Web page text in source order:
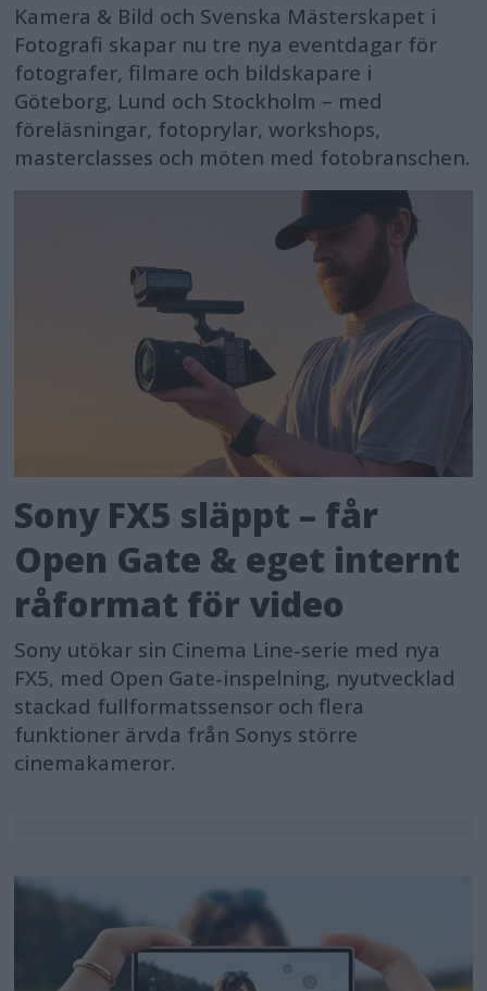
Kamera & Bild och Svenska Mästerskapet i
Fotografi skapar nu tre nya eventdagar för
fotografer, filmare och bildskapare i
Göteborg, Lund och Stockholm – med
föreläsningar, fotoprylar, workshops,
masterclasses och möten med fotobranschen.
Sony FX5 släppt – får
Open Gate & eget internt
råformat för video
Sony utökar sin Cinema Line-serie med nya
FX5, med Open Gate-inspelning, nyutvecklad
stackad fullformatssensor och flera
funktioner ärvda från Sonys större
cinemakameror.